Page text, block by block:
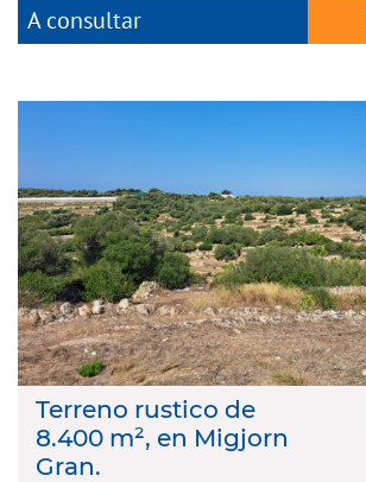
A consultar
Terreno rustico de
8.400 m², en Migjorn
Gran.